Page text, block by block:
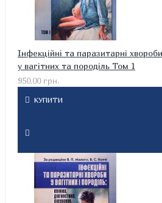
Інфекційні та паразитарні хвороби
у вагітних та породіль Том 1
950.00 грн.
КУПИТИ